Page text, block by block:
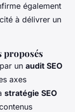
également
à délivrer un
proposés
un audit SEO
axes
stratégie SEO